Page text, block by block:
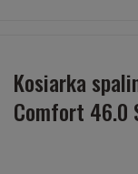
Kosiarka
Comfort 46.0